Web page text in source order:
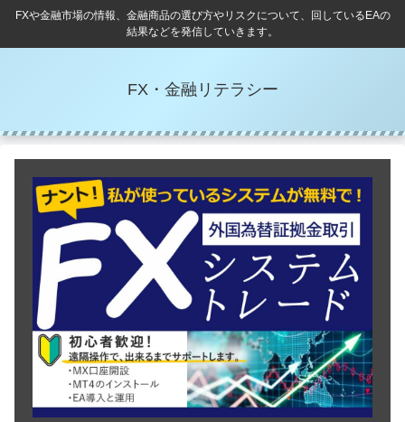
FXや金融市場の情報、金融商品の選び方やリスクについて、回しているEAの
結果などを発信していきます。
FX・金融リテラシー